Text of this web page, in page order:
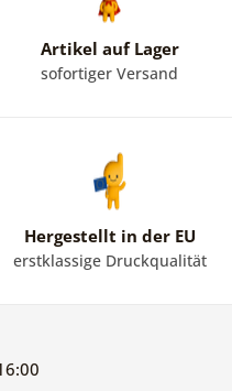
Artikel auf Lager
sofortiger Versand
Hergestellt in der EU
erstklassige Druckqualität